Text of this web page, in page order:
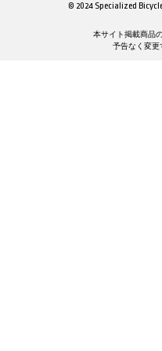
© 2024 Specialized
本サイト掲載商品
予告なく変更